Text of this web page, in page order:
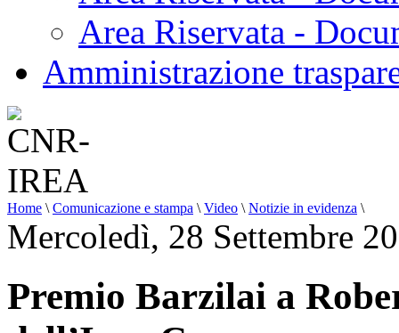
Area Riservata -
Amministrazione
Home \ Comunicazione e stampa \ Video \ Notizie in evidenza \
Mercoledì, 28 Settembre
Premio Barzilai a